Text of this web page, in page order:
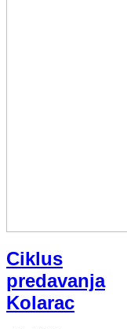
Ciklus
predavanja
Kolarac